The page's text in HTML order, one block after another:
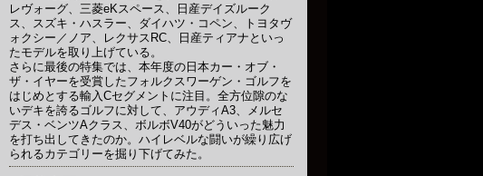
レヴォーグ、三菱eKスペース、日産デイズルーク
ス、スズキ・ハスラー、ダイハツ・コペン、トヨタヴ
ォクシー／ノア、レクサスRC、日産ティアナといっ
たモデルを取り上げている。
さらに最後の特集では、本年度の日本カー・オブ・
ザ・イヤーを受賞したフォルクスワーゲン・ゴルフを
はじめとする輸入Cセグメントに注目。全方位隙のな
いデキを誇るゴルフに対して、アウディA3、メルセ
デス・ベンツAクラス、ボルボV40がどういった魅力
を打ち出してきたのか。ハイレベルな闘いが繰り広げ
られるカテゴリーを掘り下げてみた。